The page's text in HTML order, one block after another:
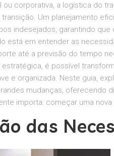
ou corporativa, a logística do
Um planejamento
indesejados, garantindo
está em entender as
até a previsão do tempo
é possível
e organizada. Neste guia,
mudanças, oferecendo
importa: começar uma
das